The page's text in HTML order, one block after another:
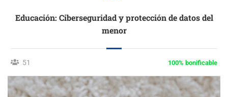
Educación: Ciberseguridad y protección de datos del
menor
51 100% bonificable